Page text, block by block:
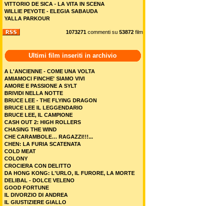
VITTORIO DE SICA - LA VITA IN SCENA
WILLIE PEYOTE - ELEGIA SABAUDA
YALLA PARKOUR
1073271 commenti su 53872 film
Ultimi film inseriti in archivio
A L'ANCIENNE - COME UNA VOLTA
AMIAMOCI FINCHE' SIAMO VIVI
AMORE E PASSIONE A SYLT
BRIVIDI NELLA NOTTE
BRUCE LEE - THE FLYING DRAGON
BRUCE LEE IL LEGGENDARIO
BRUCE LEE, IL CAMPIONE
CASH OUT 2: HIGH ROLLERS
CHASING THE WIND
CHE CARAMBOLE… RAGAZZI!!!...
CHEN: LA FURIA SCATENATA
COLD MEAT
COLONY
CROCIERA CON DELITTO
DA HONG KONG: L'URLO, IL FURORE, LA MORTE
DELIBAL - DOLCE VELENO
GOOD FORTUNE
IL DIVORZIO DI ANDREA
IL GIUSTIZIERE GIALLO